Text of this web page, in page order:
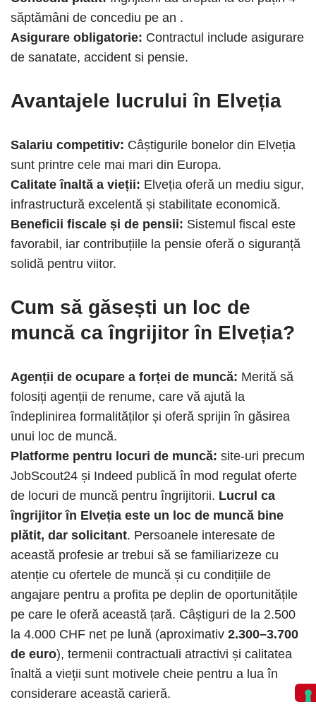
săptămâni de concediu pe an .
Asigurare obligatorie: Contractul include asigurare
de sanatate, accident si pensie.
Avantajele lucrului în Elveția
Salariu competitiv: Câștigurile bonelor din Elveția
sunt printre cele mai mari din Europa.
Calitate înaltă a vieții: Elveția oferă un mediu sigur,
infrastructură excelentă și stabilitate economică.
Beneficii fiscale și de pensii: Sistemul fiscal este
favorabil, iar contribuțiile la pensie oferă o siguranță
solidă pentru viitor.
Cum să găsești un loc de
muncă ca îngrijitor în Elveția?
Agenții de ocupare a forței de muncă: Merită să
folosiți agenții de renume, care vă ajută la
îndeplinirea formalităților și oferă sprijin în găsirea
unui loc de muncă.
Platforme pentru locuri de muncă: site-uri precum
JobScout24 și Indeed publică în mod regulat oferte
de locuri de muncă pentru îngrijitorii. Lucrul ca
îngrijitor în Elveția este un loc de muncă bine
plătit, dar solicitant. Persoanele interesate de
această profesie ar trebui să se familiarizeze cu
atenție cu ofertele de muncă și cu condițiile de
angajare pentru a profita pe deplin de oportunitățile
pe care le oferă această țară. Câștiguri de la 2.500
la 4.000 CHF net pe lună (aproximativ 2.300–3.700
de euro), termenii contractuali atractivi și calitatea
înaltă a vieții sunt motivele cheie pentru a lua în
considerare această carieră.